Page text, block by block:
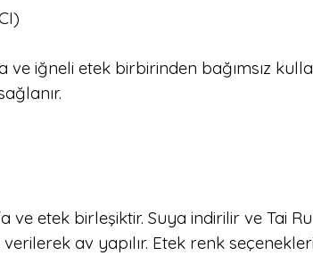
ve iğneli etek birbirinden bağımsız
ve etek birleşiktir. Suya indirilir ve Tai
av yapılır. Etek renk